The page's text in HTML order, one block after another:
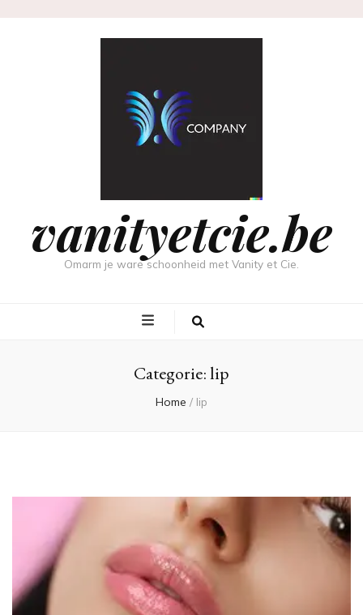
vanityetcie.be
Omarm je ware schoonheid met Vanity et Cie.
Categorie:lip
Home / lip